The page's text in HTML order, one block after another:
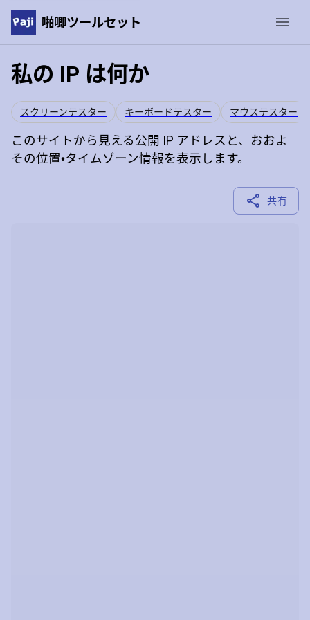
啪唧ツールセット
私の IP は何か
スクリーンテスター キーボードテスター マウステスター
このサイトから見える公開 IP アドレスと、おおよ
その位置・タイムゾーン情報を表示します。
共有